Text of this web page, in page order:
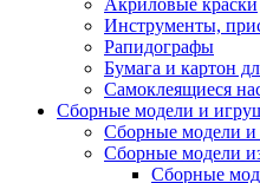
Акриловые краски
Инструменты,
Рапидографы
Бумага и картон
Самоклеящиеся
Сборные модели и
Сборные модели и
Сборные модели
Сборные